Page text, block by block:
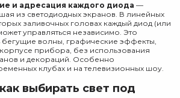
и адресация каждого диода —
из светодиодных экранов. В линейных
заливочных головах каждый диод (или
управляться независимо. Это
бегущие волны, графические эффекты,
прибора, без использования
и декораций. Особенно
клубах и на телевизионных шоу.
выбирать свет под